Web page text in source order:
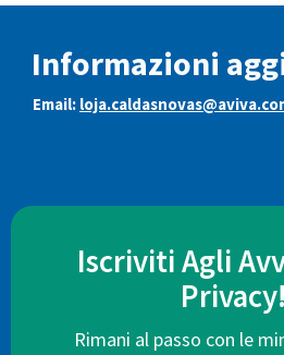
Informazioni
Email:
Iscriviti Agli
Privacy!
Rimani al passo con le